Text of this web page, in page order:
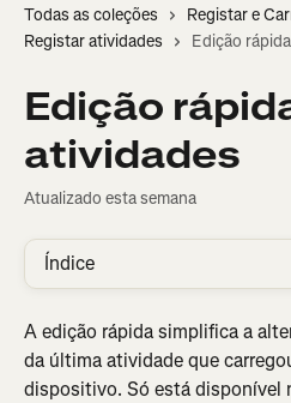
Todas as coleções
Registar e
Registar atividades
Edição
Edição
atividades
Atualizado esta semana
Índice
A edição rápida simplifica a
da última atividade que
dispositivo. Só está disponível